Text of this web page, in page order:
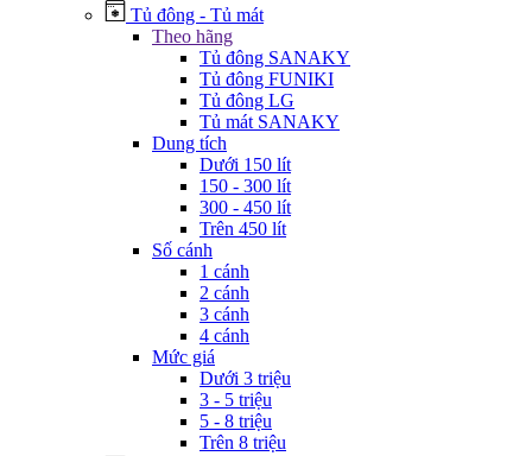
Tủ đông - Tủ mát
Theo hãng
Tủ đông SANAKY
Tủ đông FUNIKI
Tủ đông LG
Tủ mát SANAKY
Dung tích
Dưới 150 lít
150 - 300 lít
300 - 450 lít
Trên 450 lít
Số cánh
1 cánh
2 cánh
3 cánh
4 cánh
Mức giá
Dưới 3 triệu
3 - 5 triệu
5 - 8 triệu
Trên 8 triệu